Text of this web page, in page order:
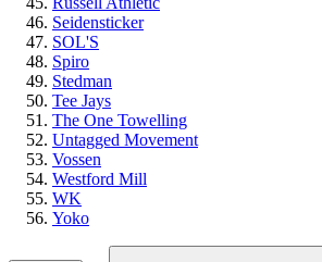
Seidensticker
SOL'S
Spiro
Stedman
Tee Jays
The One Towelling
Untagged Movement
Vossen
Westford Mill
WK
Yoko